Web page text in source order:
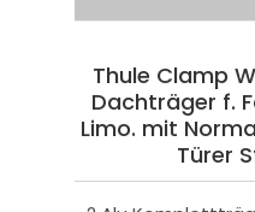
Thule Clamp
Dachträger f.
Limo. mit
Türer